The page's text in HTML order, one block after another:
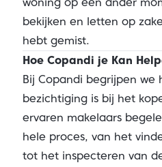
bekijken en letten op
hebt gemist.
Hoe Copandi je Kan
Bij Copandi begrijpen we
bezichtiging is bij het
ervaren makelaars
hele proces, van het
tot het inspecteren van